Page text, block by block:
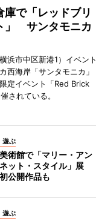
で「レッドブリ
」 サンタモニカ
浜市中区新港1）イベント
西海岸「サンタモニカ」
定イベント「Red Brick
されている。
遊ぶ
術館で「マリー・アン
ネット・スタイル」展
公開作品も
遊ぶ